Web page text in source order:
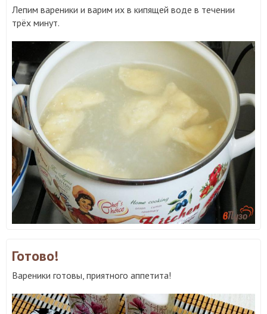
Лепим вареники и варим их в кипящей воде в течении
трёх минут.
Готово!
Вареники готовы, приятного аппетита!